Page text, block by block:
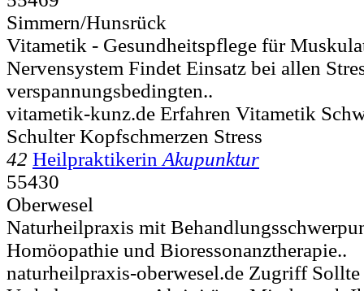
Simmern/Hunsrück
Vitametik - Gesundheitspflege für
Nervensystem Findet Einsatz bei allen
verspannungsbedingten..
vitametik-kunz.de Erfahren Vitametik
Schulter Kopfschmerzen Stress
42 Heilpraktikerin Akupunktur
55430
Oberwesel
Naturheilpraxis mit
Homöopathie und Bioressonanztherapie..
naturheilpraxis-oberwesel.de Zugriff